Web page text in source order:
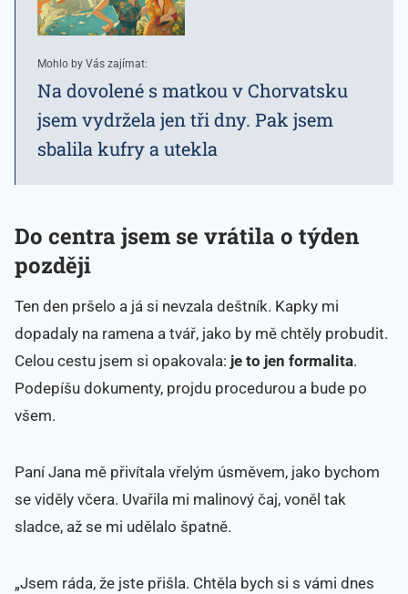
Mohlo by Vás zajímat:
Na dovolené s matkou v Chorvatsku
jsem vydržela jen tři dny. Pak jsem
sbalila kufry a utekla
Do centra jsem se vrátila o týden
později
Ten den pršelo a já si nevzala deštník. Kapky mi
dopadaly na ramena a tvář, jako by mě chtěly probudit.
Celou cestu jsem si opakovala: je to jen formalita.
Podepíšu dokumenty, projdu procedurou a bude po
všem.
Paní Jana mě přivítala vřelým úsměvem, jako bychom
se viděly včera. Uvařila mi malinový čaj, voněl tak
sladce, až se mi udělalo špatně.
„Jsem ráda, že jste přišla. Chtěla bych si s vámi dnes